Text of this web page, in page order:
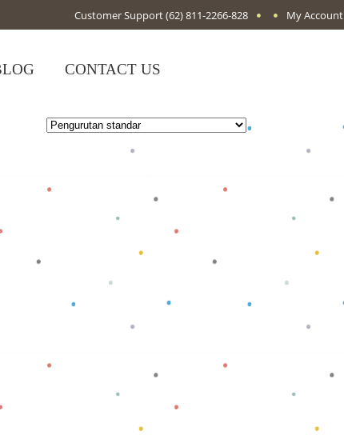
Customer Support(62) 811-2266-828 My Account
CONTACT US